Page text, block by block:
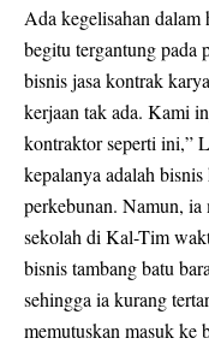
Ada kegelisahan
begitu tergantung pada
bisnis jasa kontrak
kerjaan tak ada. Kami
kontraktor seperti ini,”
kepalanya adalah
perkebunan. Namun, ia
sekolah di Kal-Tim
bisnis tambang batu
sehingga ia kurang
memutuskan masuk ke